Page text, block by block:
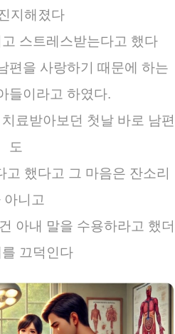
지해졌다
스트레스받는다고 했다
편을 사랑하기 때문에 하는
들이라고 하였다.
료받아보던 첫날 바로 남편
도
고 했다고 그 마음은 잔소리
아니고
아내 말을 수용하라고 했더
끄덕인다